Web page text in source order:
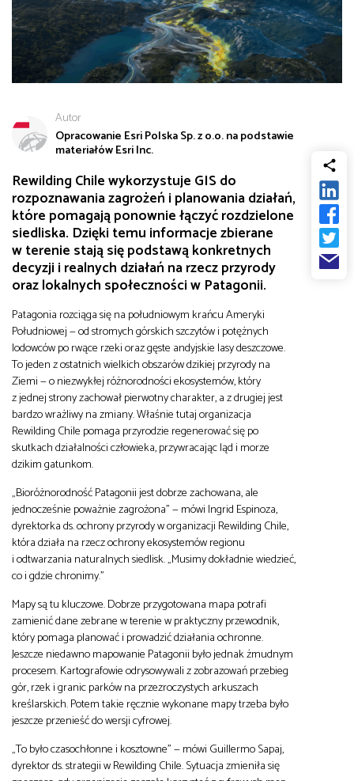
od
Biznes
Infrastruktura i telekomunikacja
Architektura, inżynieria i budownictwo
Autor
Opracowanie Esri Polska Sp. z o.o. na podstawie
materiałów Esri Inc.
Rewilding Chile wykorzystuje GIS do
rozpoznawania zagrożeń i planowania działań,
które pomagają ponownie łączyć rozdzielone
siedliska. Dzięki temu informacje zbierane
w terenie stają się podstawą konkretnych
decyzji i realnych działań na rzecz przyrody
oraz lokalnych społeczności w Patagonii.
Patagonia rozciąga się na południowym krańcu Ameryki
Południowej — od stromych górskich szczytów i potężnych
lodowców po rwące rzeki oraz gęste andyjskie lasy deszczowe.
To jeden z ostatnich wielkich obszarów dzikiej przyrody na
Ziemi — o niezwykłej różnorodności ekosystemów, który
z jednej strony zachował pierwotny charakter, a z drugiej jest
bardzo wrażliwy na zmiany. Właśnie tutaj organizacja
Rewilding Chile pomaga przyrodzie regenerować się po
skutkach działalności człowieka, przywracając ląd i morze
dzikim gatunkom.
„Bioróżnorodność Patagonii jest dobrze zachowana, ale
jednocześnie poważnie zagrożona” — mówi Ingrid Espinoza,
dyrektorka ds. ochrony przyrody w organizacji Rewilding Chile,
która działa na rzecz ochrony ekosystemów regionu
i odtwarzania naturalnych siedlisk. „Musimy dokładnie wiedzieć,
co i gdzie chronimy.”
Mapy są tu kluczowe. Dobrze przygotowana mapa potrafi
zamienić dane zebrane w terenie w praktyczny przewodnik,
który pomaga planować i prowadzić działania ochronne.
Jeszcze niedawno mapowanie Patagonii było jednak żmudnym
procesem. Kartografowie odrysowywali z zobrazowań przebieg
gór, rzek i granic parków na przezroczystych arkuszach
kreślarskich. Potem takie ręcznie wykonane mapy trzeba było
jeszcze przenieść do wersji cyfrowej.
„To było czasochłonne i kosztowne” — mówi Guillermo Sapaj,
dyrektor ds. strategii w Rewilding Chile. Sytuacja zmieniła się